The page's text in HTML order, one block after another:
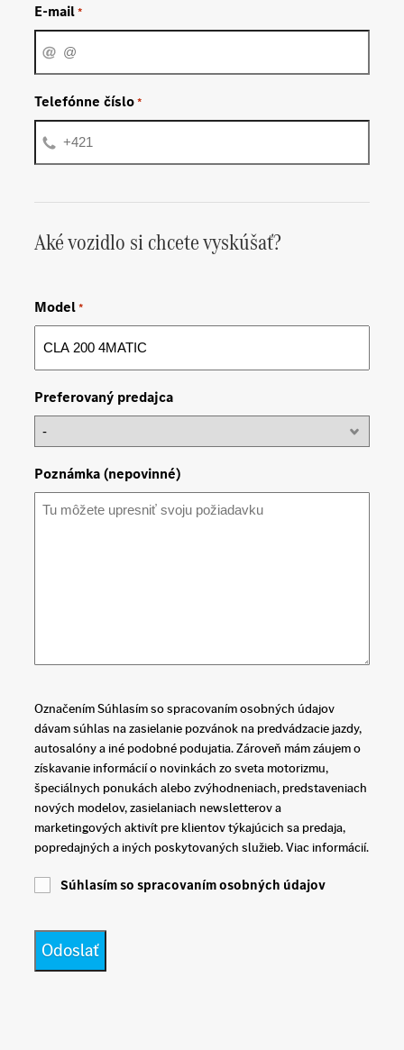
E-mail*
Telefónne číslo*
Aké vozidlo si chcete vyskúšať?
Model*
Preferovaný predajca
Poznámka (nepovinné)
Označením Súhlasím so spracovaním osobných údajov
dávam súhlas na zasielanie pozvánok na predvádzacie jazdy,
autosalóny a iné podobné podujatia. Zároveň mám záujem o
získavanie informácií o novinkách zo sveta motorizmu,
špeciálnych ponukách alebo zvýhodneniach, predstaveniach
nových modelov, zasielaniach newsletterov a
marketingových aktivít pre klientov týkajúcich sa predaja,
popredajných a iných poskytovaných služieb. Viac informácií.
Súhlasím so spracovaním osobných údajov